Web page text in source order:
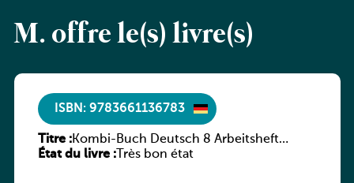
M. offre le(s) livre(s)
ISBN: 9783661136783
Titre :Kombi-Buch Deutsch 8 Arbeitsheft
(Neue Ausgabe Luxemburg)
État du livre :Très bon état